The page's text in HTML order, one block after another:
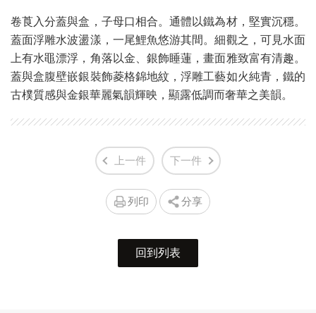
卷莨入分蓋與盒，子母口相合。通體以鐵為材，堅實沉穩。
蓋面浮雕水波盪漾，一尾鯉魚悠游其間。細觀之，可見水面
上有水黽漂浮，角落以金、銀飾睡蓮，畫面雅致富有清趣。
蓋與盒腹壁嵌銀裝飾菱格錦地紋，浮雕工藝如火純青，鐵的
古樸質感與金銀華麗氣韻輝映，顯露低調而奢華之美韻。
上一件 下一件
列印 分享
回到列表